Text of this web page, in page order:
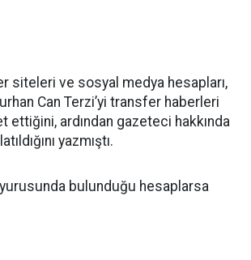
siteleri ve sosyal medya hesapları,
Can Terzi’yi transfer haberleri
ettiğini, ardından gazeteci hakkında
yazmıştı.
bulunduğu hesaplarsa